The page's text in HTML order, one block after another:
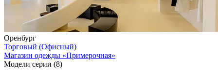
Оренбург
Торговый (Офисный)
Магазин одежды «Примерочная»
Модели серии (8)